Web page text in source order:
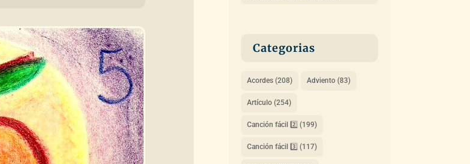
Categorias
Acordes(208) Adviento(83)
Artículo(254)
Canción fácil 2️⃣ (199)
Canción fácil 3️⃣ (117)